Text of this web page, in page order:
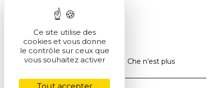
Accueil > Actualités > Michel Che n’est plus
Ce site utilise des
cookies et vous donne
le contrôle sur ceux que
vous souhaitez activer